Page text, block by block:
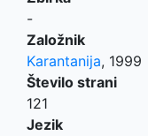
-
Založnik
Karantanija, 1999
Število strani
121
Jezik